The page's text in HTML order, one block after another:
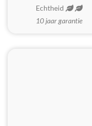
Echtheid
10 jaar garantie